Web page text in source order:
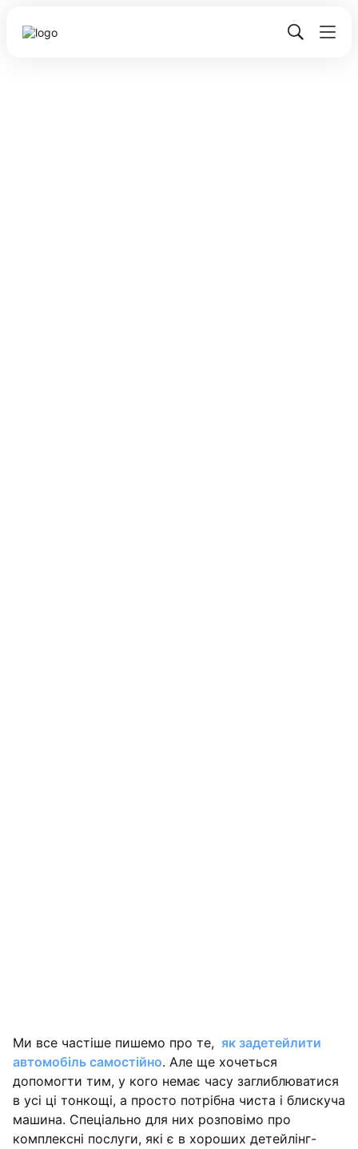
Довести до виставкових кондицій і максимально
захистити
Ми все частіше пишемо про те, як задетейлити
автомобіль самостійно. Але ще хочеться
допомогти тим, у кого немає часу заглиблюватися
в усі ці тонкощі, а просто потрібна чиста і блискуча
машина. Спеціально для них розповімо про
комплексні послуги, які є в хороших детейлінг-